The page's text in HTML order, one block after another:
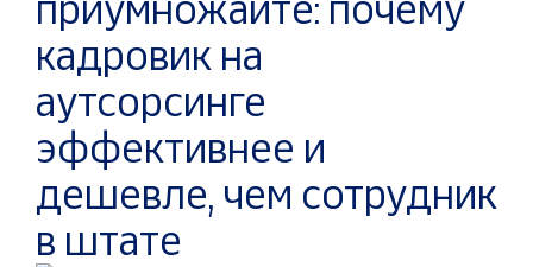
кадровик на
аутсорсинге
эффективнее и
дешевле, чем сотрудник
в штате